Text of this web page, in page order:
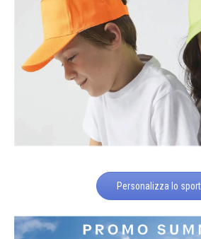
Personalizza lo sport